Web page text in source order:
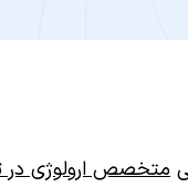
متخصص ارولوژی در